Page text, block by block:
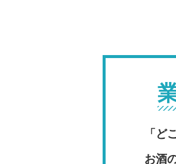
「ど
お酒